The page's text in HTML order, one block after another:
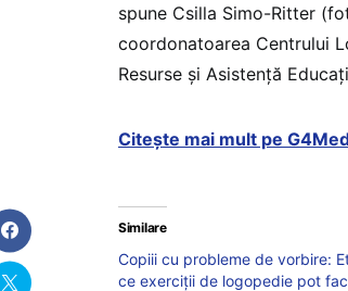
spune Csilla Simo-Ritter
coordonatoarea Centrului
Resurse și Asistență
Citește mai mult pe
Similare
Copiii cu probleme de vorbire:
ce exerciții de logopedie pot